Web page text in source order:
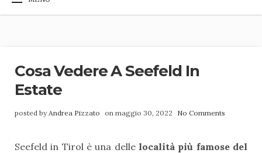
Cosa Vedere A Seefeld In
Estate
posted by Andrea Pizzato on maggio 30, 2022 No Comments
Seefeld in Tirol è una dellelocalità più famose del